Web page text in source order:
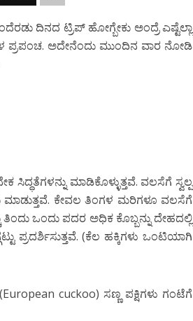
ದಿನದ ಟ್ರಿಪ್ ಹೋಗ್ಬೇಕು ಅಂದ್ರೆ ಎಷ್ಟೆಲ್ಲಾ
ಪ್ರಪಂಚ. ಅದೇನೆಂದು ಮುಂದಿನ ವಾರ ನೋಡಿ
ಮಾಡಿಕೊಳ್ಳುತ್ತವೆ. ವಲಸೆಗೆ ಸ್ವಲ್ಪ
ಮಾಡುತ್ತವೆ. ಕೇವಲ ತಿಂಗಳ ಮರಿಗಳೂ ವಲಸೆಗೆ
ಒಂದು ಪದರ ಅಧಿಕ ಕೊಬ್ಬನ್ನು ದೇಹದಲ್ಲಿ
ಪ್ರದರ್ಶಿಸುತ್ತವೆ. (ಕೆಲ ಹಕ್ಕಿಗಳು ಒಂಟಿಯಾಗಿ
cuckoo) ಸಣ್ಣ ಪಕ್ಷಿಗಳು ಗಂಟೆಗೆ